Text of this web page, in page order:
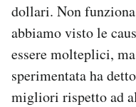
dollari. Non
abbiamo visto le
essere molteplici,
sperimentata ha
migliori rispetto ad